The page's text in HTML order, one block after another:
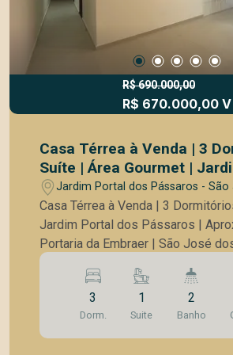
ideal para reunir amigos e familiares Quarto
casal equipado com guarda-
mais praticidade e organização Esta casa é ideal
para quem busca um imóvel pronto
com estrutura completa e ótimo
dos espaços. Perfeita para viver
R$ 690.000,00
R$ 670.000,00 V
Casa Térrea à Venda | 3
Suíte | Área Gourmet |
dos Pássaros | Próxima à
São José dos Campos
Jardim Portal dos Pássaros -
Campos/SP
Casa Térrea à Venda | 3
Jardim Portal dos Pássaros |
Portaria da Embraer | São José
Excelente oportunidade para morar
um dos bairros que mais crescem
de São José dos Campos. Esta
recentemente revitalizada, está
Jardim Portal dos Pássaros, a
3
Dorm.
1
Suite
2
Banho